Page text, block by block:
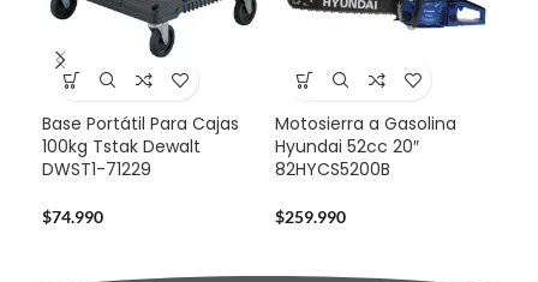
Base Portátil Para Cajas
100kg Tstak Dewalt
DWST1-71229
$74.990
Motosierra a Gasolina
Hyundai 52cc 20″
82HYCS5200B
$259.990